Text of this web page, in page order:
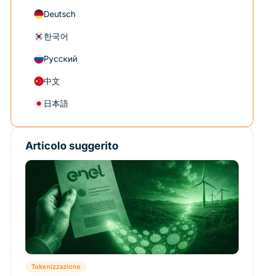
Deutsch
한국어
Русский
中文
日本語
Articolo suggerito
Tokenizzazione